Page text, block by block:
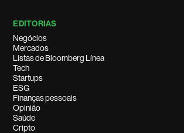
EDITORIAS
Negócios
Mercados
Listas de Bloomberg Línea
Tech
Startups
ESG
Finanças pessoais
Opinião
Saúde
Cripto